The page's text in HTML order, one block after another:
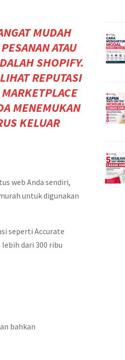
MUDAH
ATAU
SHOPIFY.
REPUTASI
MENEMUKAN
KELUAR
web Anda sendiri,
untuk digunakan
seperti Accurate
dari 300 ribu
bahkan